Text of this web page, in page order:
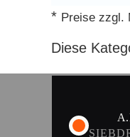
* Preise
Diese